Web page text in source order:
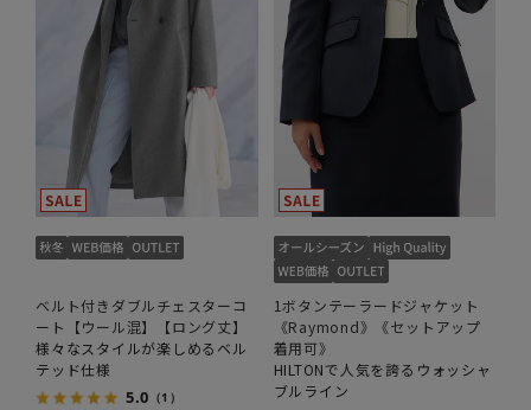
ベルト付きダブルチェスターコ
ート【ウール混】【ロング丈】
様々なスタイルが楽しめるベル
テッド仕様
5.0 （1）
1ボタンテーラードジャケット
《Raymond》《セットアップ
着用可》
HILTONで人気を誇るウォッシャ
ブルライン